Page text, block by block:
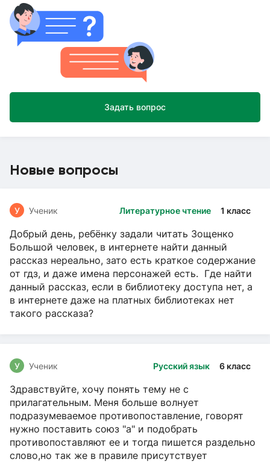
Задать вопрос
Новые вопросы
Литературное чтение 1 класс
У Ученик
Добрый день, ребёнку задали читать Зощенко
Большой человек, в интернете найти данный
рассказ нереально, зато есть краткое содержание
от гдз, и даже имена персонажей есть. Где найти
данный рассказ, если в библиотеку доступа нет, а
в интернете даже на платных библиотеках нет
такого рассказа?
Русский язык 6 класс
У Ученик
Здравствуйте, хочу понять тему не с
прилагательным. Меня больше волнует
подразумеваемое противопоставление, говорят
нужно поставить союз "а" и подобрать
противопоставляют ее и тогда пишется раздельно
слово,но так же в правиле присутствует